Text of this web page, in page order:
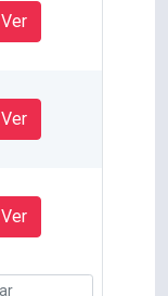
Ver
Ver
Ver